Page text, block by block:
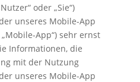
oder „Sie“)
unseres Mobile-App
App“) sehr ernst
Informationen, die
mit der Nutzung
unseres Mobile-App